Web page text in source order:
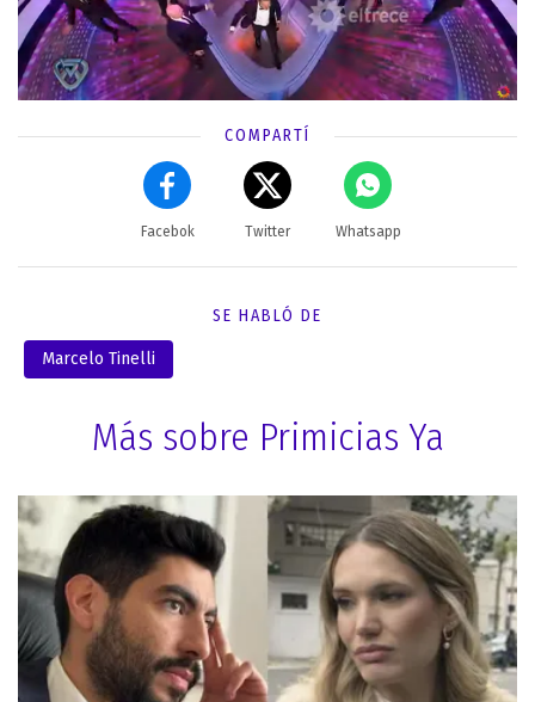
COMPARTÍ
Facebok Twitter Whatsapp
SE HABLÓ DE
Marcelo Tinelli
Más sobre Primicias Ya